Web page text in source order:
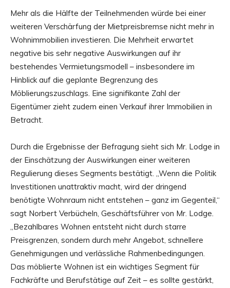
Mehr als die Hälfte der Teilnehmenden würde bei einer
weiteren Verschärfung der Mietpreisbremse nicht mehr in
Wohnimmobilien investieren. Die Mehrheit erwartet
negative bis sehr negative Auswirkungen auf ihr
bestehendes Vermietungsmodell – insbesondere im
Hinblick auf die geplante Begrenzung des
Möblierungszuschlags. Eine signifikante Zahl der
Eigentümer zieht zudem einen Verkauf ihrer Immobilien in
Betracht.
Durch die Ergebnisse der Befragung sieht sich Mr. Lodge in
der Einschätzung der Auswirkungen einer weiteren
Regulierung dieses Segments bestätigt. „Wenn die Politik
Investitionen unattraktiv macht, wird der dringend
benötigte Wohnraum nicht entstehen – ganz im Gegenteil,“
sagt Norbert Verbücheln, Geschäftsführer von Mr. Lodge.
„Bezahlbares Wohnen entsteht nicht durch starre
Preisgrenzen, sondern durch mehr Angebot, schnellere
Genehmigungen und verlässliche Rahmenbedingungen.
Das möblierte Wohnen ist ein wichtiges Segment für
Fachkräfte und Berufstätige auf Zeit – es sollte gestärkt,